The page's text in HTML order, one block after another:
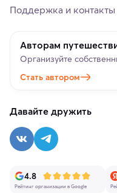
Поддержка и контакты
Авторам
Организуйте
Стать автором
Давайте дружить
4.8
Рейтинг организации в Google